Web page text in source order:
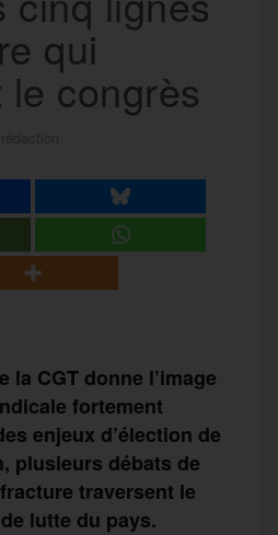
qui
congrès
la CGT donne l’image
fortement
enjeux d’élection de
plusieurs débats de
traversent le
lutte du pays.